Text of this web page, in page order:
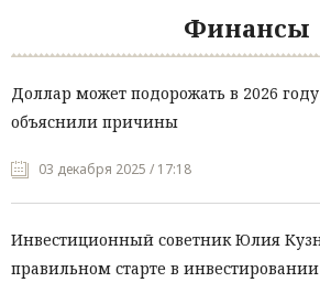
Финансы
Доллар может подорожать в 2026
объяснили причины
03 декабря 2025 / 17:18
Инвестиционный советник Юлия
правильном старте в инвестировании